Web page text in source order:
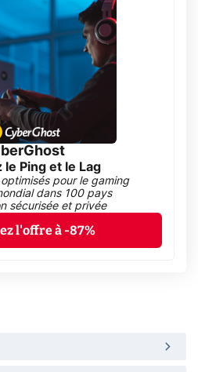
le Ping et le Lag
pour le gaming
dans 100 pays
sécurisée et privée
l'offre à -87%